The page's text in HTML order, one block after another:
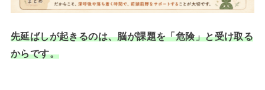
先延ばしが起きるのは、脳が課題を「危険」と受け取る
からです。